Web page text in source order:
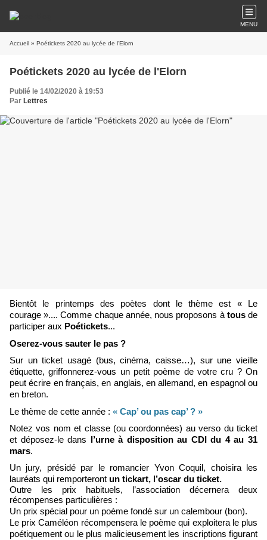
MENU
Accueil » Poétickets 2020 au lycée de l'Elorn
Poétickets 2020 au lycée de l'Elorn
Publié le 14/02/2020 à 19:53
Par Lettres
Bientôt le printemps des poètes dont le thème est « Le
courage ».... Comme chaque année, nous proposons à tousde
participer aux Poétickets...
Oserez-vous sauter le pas ?
Sur un ticket usagé (bus, cinéma, caisse…), sur une vieille
étiquette, griffonnerez-vous un petit poème de votre cru ? On
peut écrire en français, en anglais, en allemand, en espagnol ou
en breton.
Le thème de cette année : « Cap’ ou pas cap’ ? »
Notez vos nom et classe (ou coordonnées) au verso du ticket
et déposez-le dans l’urne à disposition au CDI du 4 au 31
mars.
Un jury, présidé par le romancier Yvon Coquil, choisira les
lauréats qui remporteront un tickart, l’oscar du ticket.
Outre les prix habituels, l’association décernera deux
récompenses particulières :
Un prix spécial pour un poème fondé sur un calembour (bon).
Le prix Caméléon récompensera le poème qui exploitera le plus
poétiquement ou le plus malicieusement les inscriptions figurant